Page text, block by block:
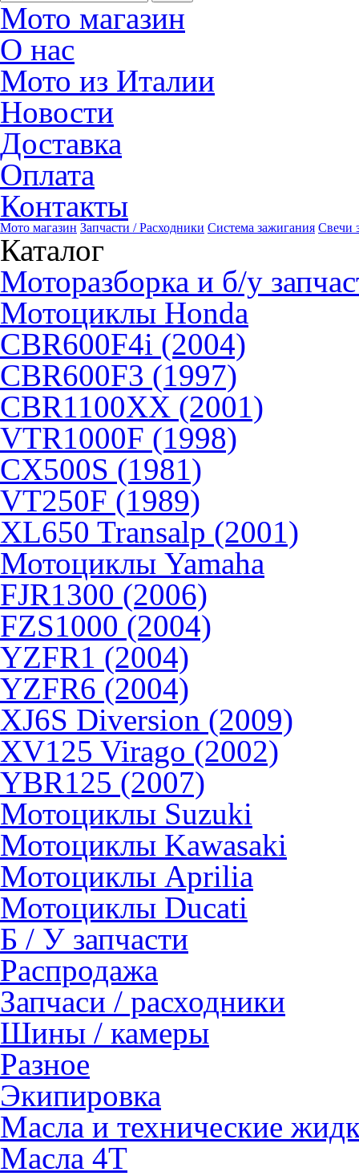
Мото магазин
О нас
Мото из Италии
Новости
Доставка
Оплата
Контакты
Мото магазин Запчасти / Расходники Система зажигания Свечи
Каталог
Моторазборка и б/у
Мотоциклы Honda
CBR600F4i (2004)
CBR600F3 (1997)
CBR1100XX (2001)
VTR1000F (1998)
CX500S (1981)
VT250F (1989)
XL650 Transalp (2001)
Мотоциклы Yamaha
FJR1300 (2006)
FZS1000 (2004)
YZFR1 (2004)
YZFR6 (2004)
XJ6S Diversion (2009)
XV125 Virago (2002)
YBR125 (2007)
Мотоциклы Suzuki
Мотоциклы Kawasaki
Мотоциклы Aprilia
Мотоциклы Ducati
Б / У запчасти
Распродажа
Запчаси / расходники
Шины / камеры
Разное
Экипировка
Масла и технические
Масла 4Т